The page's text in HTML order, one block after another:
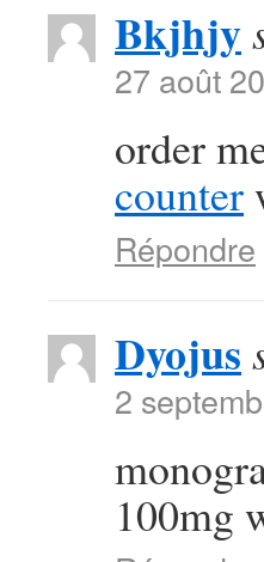
Bkjhjy
27 août
order
counter
Répondre
Dyojus
2
100mg